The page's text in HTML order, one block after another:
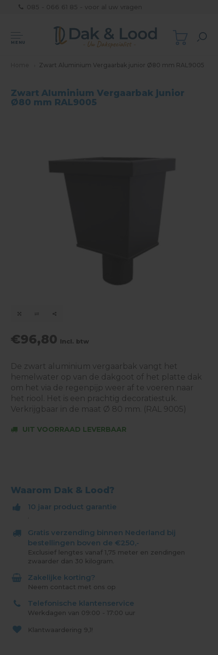
MENU
Zwart Aluminium Vergaarbak junior Ø80 mm RAL9005
Zwart Aluminium Vergaarbak junior
Ø80 mm RAL9005
€96,80 Incl. btw
De zwart aluminium vergaarbak vangt het
hemelwater op van de dakgoot of het platte dak
om het via de regenpijp weer af te voeren naar
het riool. Het is een prachtig decoratiestuk.
Verkrijgbaar in de maat Ø 80 mm. (RAL 9005)
UIT VOORRAAD LEVERBAAR
Waarom Dak & Lood?
10 jaar product garantie
.
Gratis verzending binnen Nederland bij
bestellingen boven de €250,-
Exclusief lengtes vanaf 1,75 meter en zendingen
zwaarder dan 30 kilogram.
Zakelijke korting?
Neem contact met ons op
Telefonische klantenservice
Werkdagen van 09:00 - 17:00 uur
Klantwaardering 9,1!